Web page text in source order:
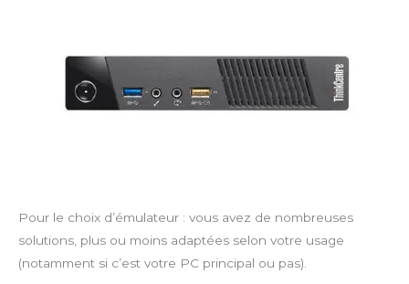
Pour le choix d’émulateur : vous avez de nombreuses
solutions, plus ou moins adaptées selon votre usage
(notamment si c’est votre PC principal ou pas).